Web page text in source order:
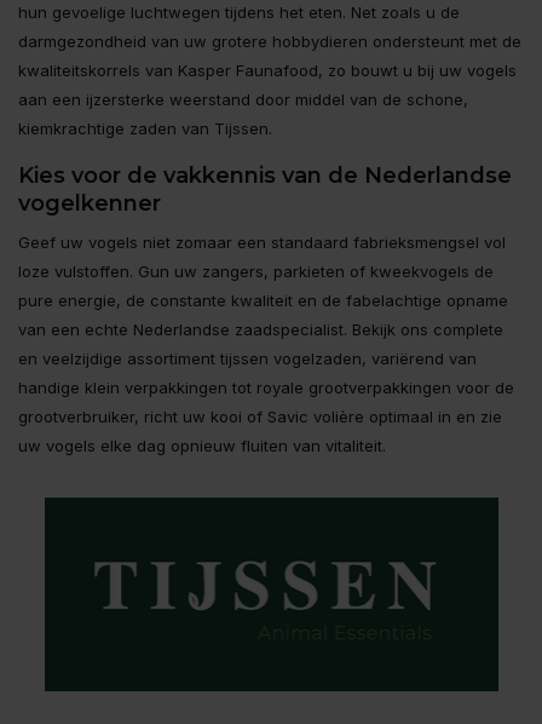
hun gevoelige luchtwegen tijdens het eten. Net zoals u de
darmgezondheid van uw grotere hobbydieren ondersteunt met de
kwaliteitskorrels van Kasper Faunafood, zo bouwt u bij uw vogels
aan een ijzersterke weerstand door middel van de schone,
kiemkrachtige zaden van Tijssen.
Kies voor de vakkennis van de Nederlandse
vogelkenner
Geef uw vogels niet zomaar een standaard fabrieksmengsel vol
loze vulstoffen. Gun uw zangers, parkieten of kweekvogels de
pure energie, de constante kwaliteit en de fabelachtige opname
van een echte Nederlandse zaadspecialist. Bekijk ons complete
en veelzijdige assortiment tijssen vogelzaden, variërend van
handige klein verpakkingen tot royale grootverpakkingen voor de
grootverbruiker, richt uw kooi of Savic volière optimaal in en zie
uw vogels elke dag opnieuw fluiten van vitaliteit.